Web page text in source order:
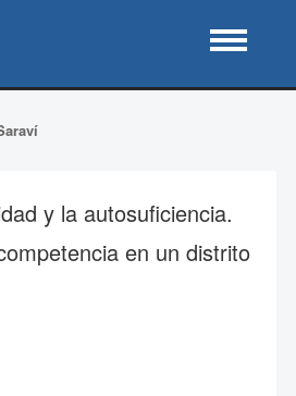
y la autosuficiencia.
en un distrito